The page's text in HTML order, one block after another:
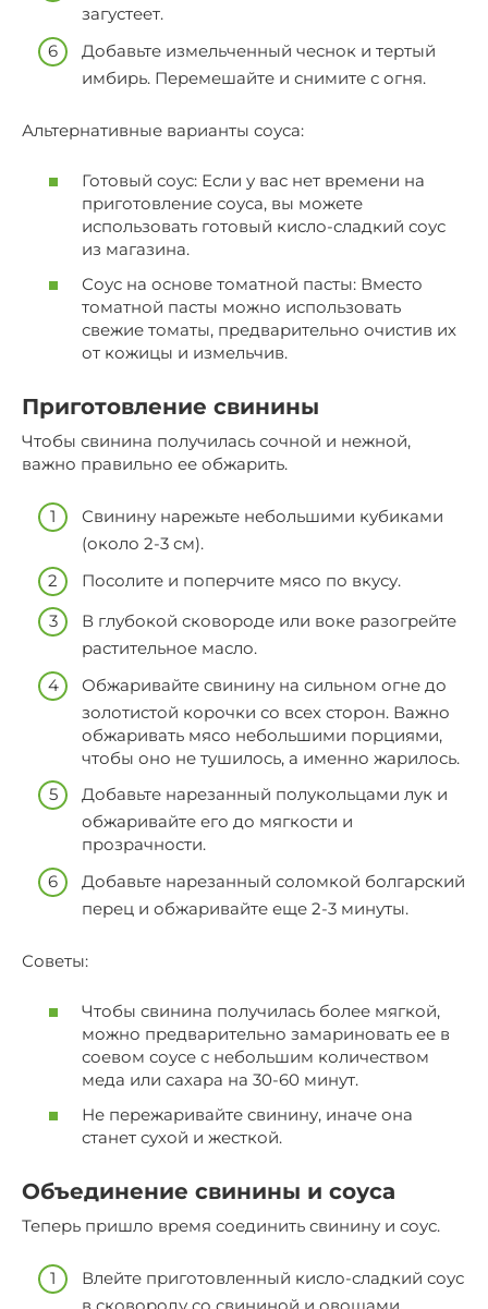
загустеет.
Добавьте измельченный чеснок и тертый
имбирь. Перемешайте и снимите с огня.
Альтернативные варианты соуса:
Готовый соус: Если у вас нет времени на
приготовление соуса, вы можете
использовать готовый кисло-сладкий соус
из магазина.
Соус на основе томатной пасты: Вместо
томатной пасты можно использовать
свежие томаты, предварительно очистив их
от кожицы и измельчив.
Приготовление свинины
Чтобы свинина получилась сочной и нежной,
важно правильно ее обжарить.
Свинину нарежьте небольшими кубиками
(около 2-3 см).
Посолите и поперчите мясо по вкусу.
В глубокой сковороде или воке разогрейте
растительное масло.
Обжаривайте свинину на сильном огне до
золотистой корочки со всех сторон. Важно
обжаривать мясо небольшими порциями,
чтобы оно не тушилось, а именно жарилось.
Добавьте нарезанный полукольцами лук и
обжаривайте его до мягкости и
прозрачности.
Добавьте нарезанный соломкой болгарский
перец и обжаривайте еще 2-3 минуты.
Советы:
Чтобы свинина получилась более мягкой,
можно предварительно замариновать ее в
соевом соусе с небольшим количеством
меда или сахара на 30-60 минут.
Не пережаривайте свинину, иначе она
станет сухой и жесткой.
Объединение свинины и соуса
Теперь пришло время соединить свинину и соус.
Влейте приготовленный кисло-сладкий соус